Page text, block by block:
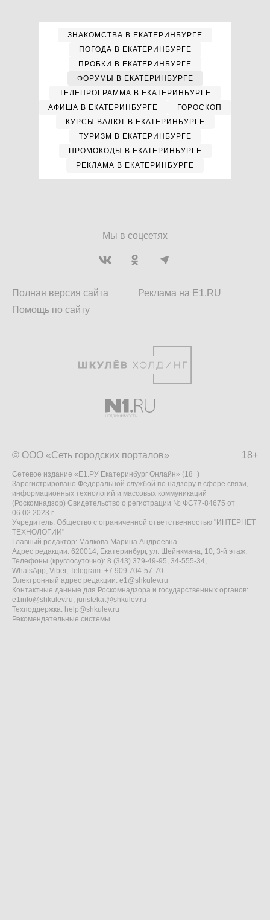
ЗНАКОМСТВА В ЕКАТЕРИНБУРГЕ
ПОГОДА В ЕКАТЕРИНБУРГЕ
ПРОБКИ В ЕКАТЕРИНБУРГЕ
ФОРУМЫ В ЕКАТЕРИНБУРГЕ
ТЕЛЕПРОГРАММА В ЕКАТЕРИНБУРГЕ
АФИША В ЕКАТЕРИНБУРГЕ
ГОРОСКОП
КУРСЫ ВАЛЮТ В ЕКАТЕРИНБУРГЕ
ТУРИЗМ В ЕКАТЕРИНБУРГЕ
ПРОМОКОДЫ В ЕКАТЕРИНБУРГЕ
РЕКЛАМА В ЕКАТЕРИНБУРГЕ
Мы в соцсетях
Полная версия сайта
Помощь по сайту
Реклама на E1.RU
18+
© ООО «Сеть городских порталов»
Сетевое издание «Е1.РУ Екатеринбург Онлайн» (18+)
Зарегистрировано Федеральной службой по надзору в сфере связи,
информационных технологий и массовых коммуникаций
(Роскомнадзор) Свидетельство о регистрации № ФС77-84675 от
06.02.2023 г.
Учредитель: Общество с ограниченной ответственностью "ИНТЕРНЕТ
ТЕХНОЛОГИИ"
Главный редактор: Малкова Марина Андреевна
Адрес редакции: 620014, Екатеринбург, ул. Шейнкмана, 10, 3-й этаж,
Телефоны (круглосуточно): 8 (343) 379-49-95, 34-555-34,
WhatsApp, Viber, Telegram: +7 909 704-57-70
Электронный адрес редакции: e1@shkulev.ru
Контактные данные для Роскомнадзора и государственных органов:
e1info@shkulev.ru, juristekat@shkulev.ru
Техподдержка: help@shkulev.ru
Рекомендательные системы